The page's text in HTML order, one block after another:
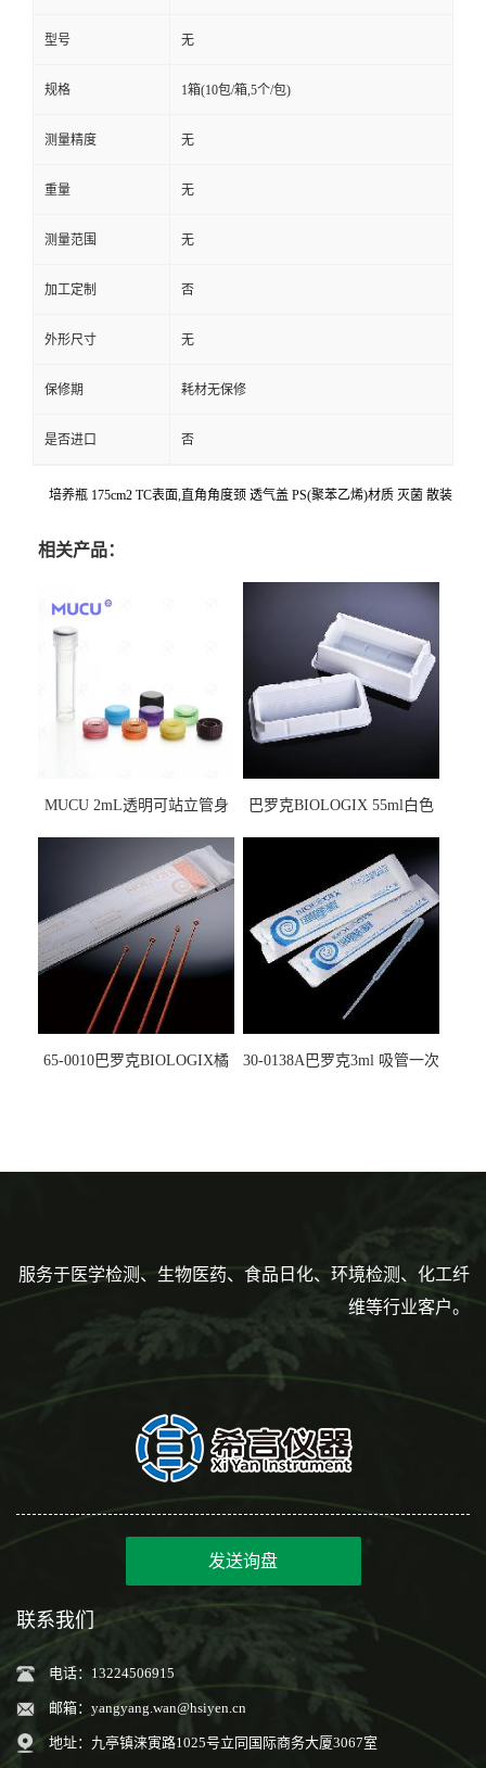
型号 无
规格 1箱(10包/箱,5个/包)
测量精度 无
重量 无
测量范围 无
加工定制 否
外形尺寸 无
保修期 耗材无保修
是否进口 否
培养瓶 175cm2 TC表面,直角角度颈 透气盖 PS(聚苯乙烯)材质 灭菌 散装
相关产品：
MUCU 2mL透明可站立管身
巴罗克BIOLOGIX 55ml白色
马射线灭菌25-0051
65-0010巴罗克BIOLOGIX橘
30-0138A巴罗克3ml 吸管一次
服务于医学检测、生物医药、食品日化、环境检测、化工纤
维等行业客户。
发送询盘
联系我们
电话：13224506915
邮箱： yangyang.wan@hsiyen.cn
地址：九亭镇涞寅路1025号立同国际商务大厦3067室